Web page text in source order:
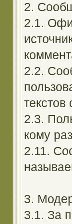
2.
2.1.
2.2.
2.3.
кому
2.11.
3.
3.1. За